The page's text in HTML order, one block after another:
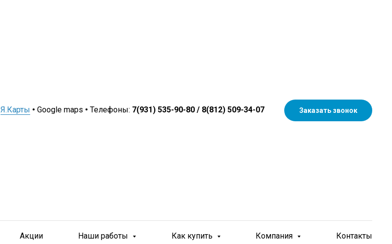
Я.Карты • Google maps • Телефоны: 7(931) 535-90-80 / 8(812) 509-34-07 Заказать звонок
Акции Наши работы Как купить Компания Контакты